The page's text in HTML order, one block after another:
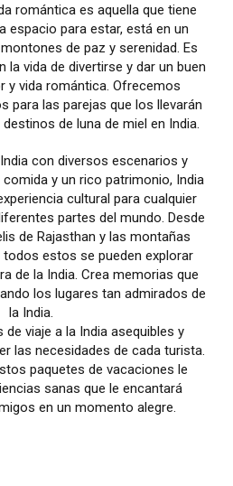
romántica es aquella que tiene
espacio para estar, está en un
de paz y serenidad. Es
la vida de divertirse y dar un buen
y vida romántica. Ofrecemos
para las parejas que los llevarán
de luna de miel en India.
con diversos escenarios y
y un rico patrimonio, India
cultural para cualquier
partes del mundo. Desde
de Rajasthan y las montañas
todos estos se pueden explorar
de la India. Crea memorias que
los lugares tan admirados de
la India.
viaje a la India asequibles y
las necesidades de cada turista.
paquetes de vacaciones le
sanas que le encantará
en un momento alegre.